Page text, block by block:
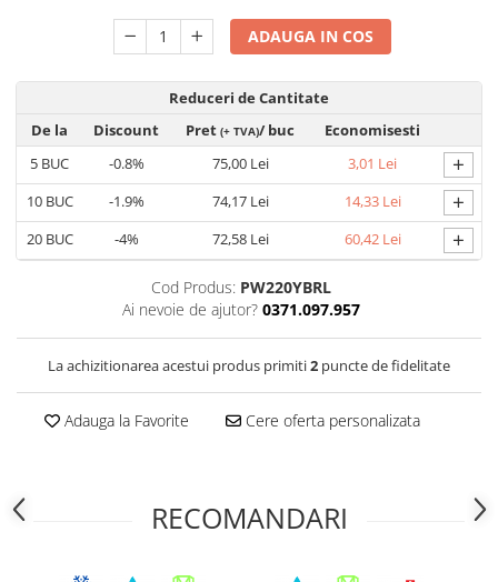
Accesorii reflectorizante (HI-VIS)
Îmbrăcăminte ANTICHIMICĂ |
Costume | Combinezoane
Antichimice | Multirisc
Halate | Sorturi Antichimice |
Multirisc
Jachete | Bluze Antichimice |
Multirisc
Pantaloni Antichimici | Multirisc
Îmbrăcăminte IGNIFUGĂ (ANTI-
Jambiere Ignifuge
Cagule | Capisoane Ignifuge
Costume | Combinezoane Ignifuge
Jachete| Bluze Ignifuge
Sorturi ignifuge
ADAUGA IN COS
Reduceri de Cantitate
De la
Discount Pret (+ TVA)/ buc
Economisesti
5 BUC -0.8% 75,00 Lei 3,01 Lei +
10BUC -1.9% 74,17 Lei 14,33 Lei +
20BUC -4% 72,58 Lei 60,42 Lei +
Cod Produs: PW220YBRL
Ai nevoie de ajutor? 0371.097.957
La achizitionarea acestui produs primiti2 puncte de fidelitate
Adauga la Favorite Cere oferta personalizata
RECOMANDARI